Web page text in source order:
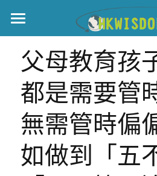
主頁
世界盃
伊美戰爭
黎智英案
正本清源•黎智英案
宏福火災
父母教育孩
都是需要管
無需管時偏
如做到「五